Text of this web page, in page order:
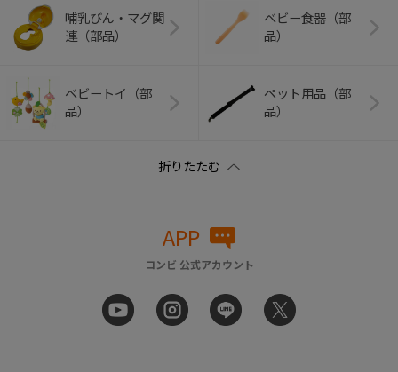
哺乳びん・マグ関
連（部品）
ベビー食器（部
品）
ベビートイ（部
品）
ペット用品（部
品）
APP
コンビ 公式アカウント